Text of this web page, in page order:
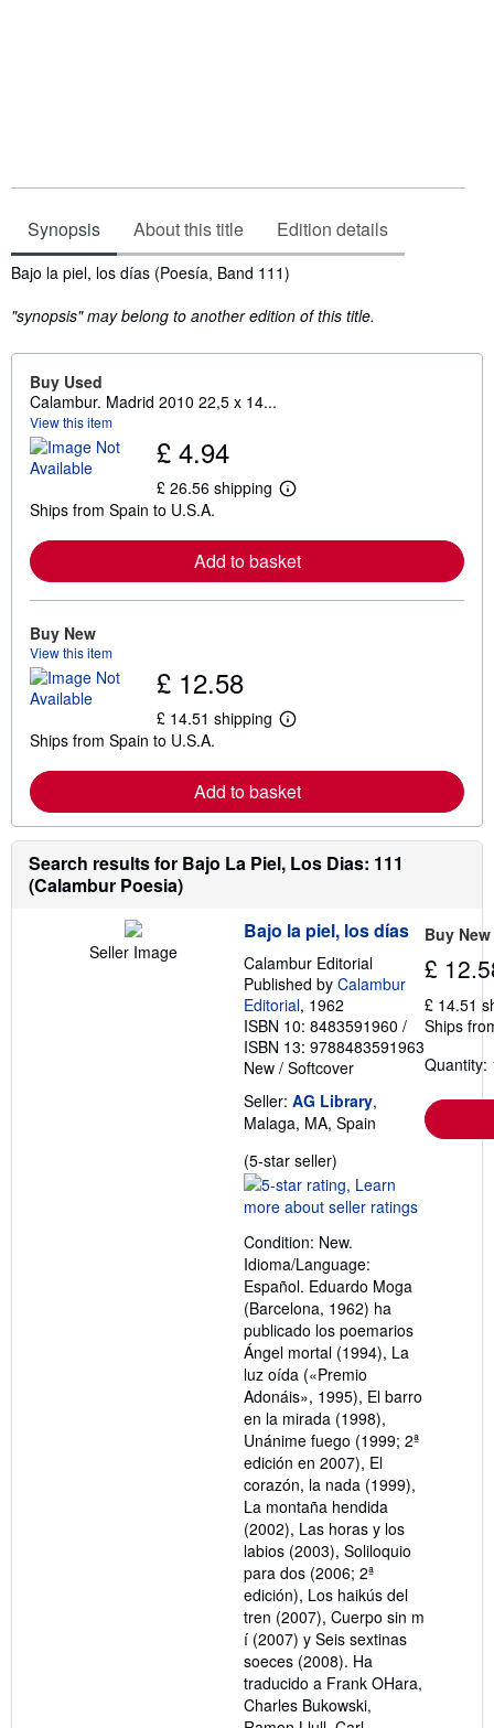
Synopsis About this title Edition details
Synopsis
Bajo la piel, los días (Poesía, Band 111)
"synopsis" may belong to another edition of this title.
Buy Used
Calambur. Madrid 2010 22,5 x 14...
View this item
£ 4.94
£ 26.56 shipping
L
r
n
t
s
p
p
i
n
g
a
s
Ships from Spain to U.S.A.
Add to basket
Buy New
View this item
£ 12.58
£ 14.51 shipping
L
r
n
o
r
e
a
u
t
s
h
i
p
p
i
n
g
a
t
s
Ships from Spain to U.S.A.
Add to basket
Search results for Bajo La Piel, Los Dias: 111
(Calambur Poesia)
Seller Image
Bajo la piel, los días
Calambur Editorial
Published by Calambur
Editorial, 1962
ISBN 10: 8483591960 /
ISBN 13: 9788483591963
New / Softcover
Seller: AG Library,
Malaga, MA, Spain
(5-star seller)
rating
5
of
5
stars
Condition: New.
Idioma/Language:
Español. Eduardo Moga
(Barcelona, 1962) ha
publicado los poemarios
Ángel mortal (1994), La
luz oída («Premio
Adonáis», 1995), El barro
en la mirada (1998),
Unánime fuego (1999; 2ª
edición en 2007), El
corazón, la nada (1999),
La montaña hendida
(2002), Las horas y los
labios (2003), Soliloquio
para dos (2006; 2ª
edición), Los haikús del
tren (2007), Cuerpo sin m
í (2007) y Seis sextinas
soeces (2008). Ha
traducido a Frank OHara,
Charles Bukowski,
Buy New
£
£ 14.51
Ships
Quantity: